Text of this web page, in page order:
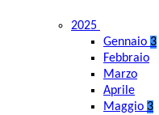
2025
Gennaio 3
Febbraio
Marzo
Aprile
Maggio 3